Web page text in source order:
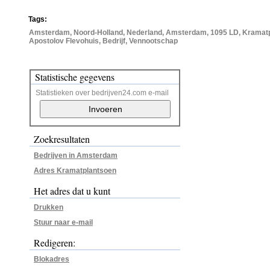
Tags:
Amsterdam, Noord-Holland, Nederland, Amsterdam, 1095 LD,
Apostolov Flevohuis, Bedrijf, Vennootschap
Statistische gegevens
Statistieken over bedrijven24.com e-mail
Zoekresultaten
Bedrijven in Amsterdam
Adres Kramatplantsoen
Het adres dat u kunt
Drukken
Stuur naar e-mail
Redigeren:
Blokadres